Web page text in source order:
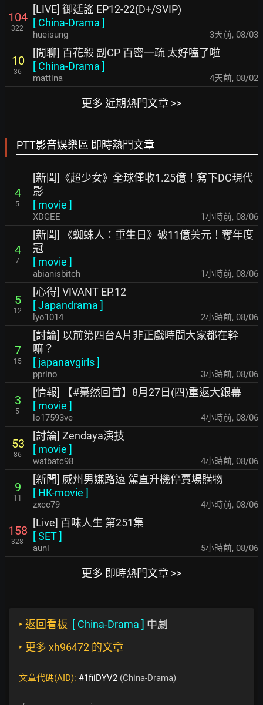
104
322
[LIVE] 御廷謠 EP12-22(D+/SVIP)
[ China-Drama ]
hueisung 3天前, 08/03
10
36
[閒聊] 百花殺 副CP 百密一疏 太好嗑了啦
[ China-Drama ]
mattina 4天前, 08/02
更多 近期熱門文章 >>
PTT影音娛樂區 即時熱門文章
4
5
[新聞]《超少女》全球僅收1.25億！寫下DC現代
影
[ movie ]
XDGEE 1小時前, 08/06
4
7
[新聞] 《蜘蛛人：重生日》破11億美元！奪年度
冠
[ movie ]
abianisbitch 1小時前, 08/06
5
12
[心得] VIVANT EP.12
[Japandrama ]
lyo1014 2小時前, 08/06
7
15
[討論] 以前第四台A片非正戲時間大家都在幹
嘛？
[ japanavgirls]
pprino 3小時前, 08/06
3
5
[情報] 【#驀然回首】8月27日(四)重返大銀幕
[ movie ]
lo17593ve 4小時前, 08/06
53
86
[討論] Zendaya演技
[ movie ]
watbatc98 4小時前, 08/06
9
11
[新聞] 威州男嫌路遠 駕直升機停賣場購物
[ HK-movie ]
zxcc79 4小時前, 08/06
158
328
[Live] 百味人生 第251集
[SET]
auni 5小時前, 08/06
更多 即時熱門文章 >>
‣ 返回看板 [ China-Drama ] 中劇
‣ 更多 xh96472 的文章
文章代碼(AID): #1fiiDYV2 (China-Drama)